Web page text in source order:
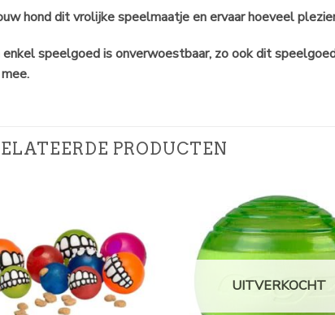
hond dit vrolijke speelmaatje en ervaar hoeveel
enkel speelgoed is onverwoestbaar, zo ook dit
PRODUCTEN
UITVERKOCHT